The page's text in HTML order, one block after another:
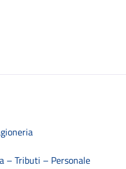
– Tributi – Personale